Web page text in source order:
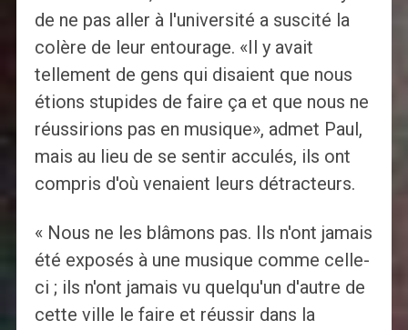
de ne pas aller à l'université a suscité la
colère de leur entourage. «Il y avait
tellement de gens qui disaient que nous
étions stupides de faire ça et que nous ne
réussirions pas en musique», admet Paul,
mais au lieu de se sentir acculés, ils ont
compris d'où venaient leurs détracteurs.
« Nous ne les blâmons pas. Ils n'ont jamais
été exposés à une musique comme celle-
ci ; ils n'ont jamais vu quelqu'un d'autre de
cette ville le faire et réussir dans la